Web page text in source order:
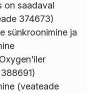
on saadaval
374673)
sünkroonimine ja
(veateade